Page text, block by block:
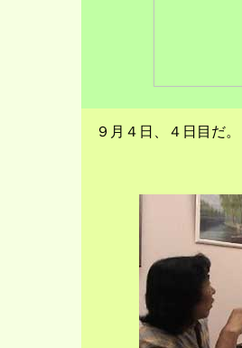
９月４日、４日目だ。